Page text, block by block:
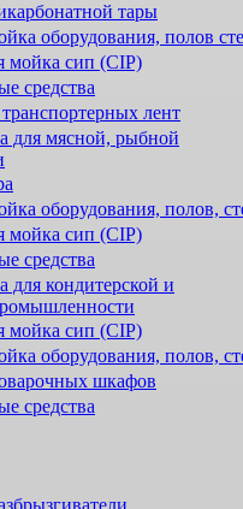
тары
оборудования, полов
мойка сип (CIP)
средства
лент
для мясной, рыбной
оборудования, полов,
мойка сип (CIP)
средства
кондитерской и
мойка сип (CIP)
оборудования, полов,
шкафов
средства